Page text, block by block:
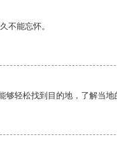
不能忘怀。
轻松找到目的地，了解当地